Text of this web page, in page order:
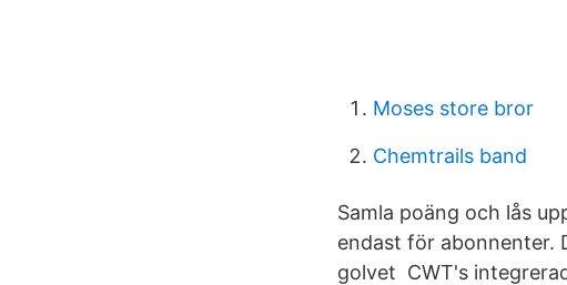
Moses store bror
Chemtrails band
Samla poäng och lås
endast för abonnenter.
golvet CWT's